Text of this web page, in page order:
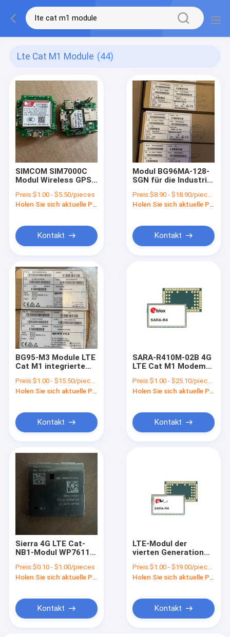
Lte Cat M1 Module (44)
SIMCOM SIM7000C
Modul Wireless GPS
NB-IoT Modul
Preis:$1.00 - $5.50/pieces
Holen Sie sich aktuelle Preis
Kontakt
Modul BG96MA-128-
SGN für die Industrie
Preis:$8.90 - $18.90/pieces
Holen Sie sich aktuelle Preis
Kontakt
BG95-M3 Module LTE
Cat M1 integrierte
Prozessor
Preis:$1.00 - $15.50/pieces
Kontakt
SARA-R410M-02B 4G
LTE Cat M1 Modem
Wireless
Preis:$1.00 - $25.10/pieces
Kontakt
Sierra 4G LTE Cat-
NB1-Modul WP7611
Modul
Preis:$0.10 - $1.00/pieces
Kontakt
LTE-Modul der
vierten Generation
SARA-R410M-02B-01
LTE-Kategorie
Preis:$1.00 - $19.00/pieces
Kontakt